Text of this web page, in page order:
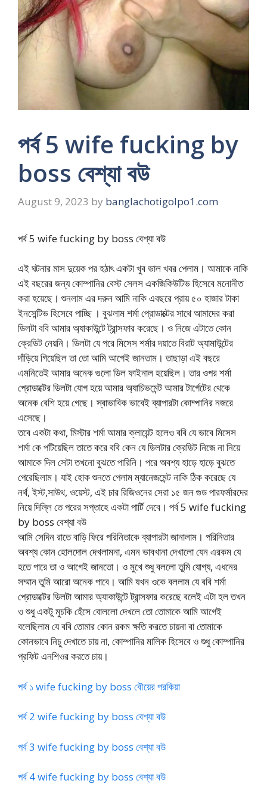
পর্ব 5 wife fucking by
boss বেশ্যা বউ
August 9, 2023 by banglachotigolpo1.com
পর্ব 5 wife fucking by boss বেশ্যা বউ
এই ঘটনার মাস দুয়েক পর হঠাৎ একটা খুব ভাল খবর পেলাম। আমাকে নাকি
এই বছরের জন্য কোম্পানির বেস্ট সেলস একজিকিউটিভ হিসেবে মনোনীত
করা হয়েছে। শুনলাম এর দরুন আমি নাকি এবছরে প্রায় ৫০ হাজার টাকা
ইনসেন্টিভ হিসেবে পাচ্ছি । বুঝলাম শর্মা প্রোডাক্টের সাথে আমাদের করা
ডিলটা ববি আমার অ্যাকাউন্টে ট্রান্সফার করেছে। ও নিজে এটাতে কোন
ক্রেডিট নেয়নি। ডিলটা যে পরে মিসেস শর্মার দয়াতে বিরাট অ্যামাউন্টের
দাঁড়িয়ে গিয়েছিল তা তো আমি আগেই জানতাম। তাছাড়া এই বছরে
এমনিতেই আমার অনেক গুলো ডিল ফাইনাল হয়েছিল। তার ওপর শর্মা
প্রোডাক্টের ডিলটা যোগ হয়ে আমার অ্যাচিভমেন্ট আমার টার্গেটের থেকে
অনেক বেশি হয়ে গেছে। স্বাভাবিক ভাবেই ব্যাপারটা কোম্পানির নজরে
এসেছে।
তবে একটা কথা, মিস্টার শর্মা আমার ক্লায়েন্ট হলেও ববি যে ভাবে মিসেস
শর্মা কে পটিয়েছিল তাতে করে ববি কেন যে ডিলটার ক্রেডিট নিজে না নিয়ে
আমাকে দিল সেটা তখনো বুঝতে পারিনি। পরে অবশ্য হাড়ে হাড়ে বুঝতে
পেরেছিলাম। যাই হোক শুনতে পেলাম ম্যানেজমেন্ট নাকি ঠিক করেছে যে
নর্থ, ইস্ট,সাউথ, ওয়েস্ট, এই চার রিজিওনের সেরা ১৫ জন গুড পারফর্মারদের
নিয়ে দিল্লি তে পরের সপ্তাহে একটা পার্টি দেবে। পর্ব 5 wife fucking
by boss বেশ্যা বউ
আমি সেদিন রাতে বাড়ি ফিরে পরিনিতাকে ব্যাপারটা জানালাম। পরিনিতার
অবশ্য কোন হোলদোল দেখলামনা, এমন ভাবখানা দেখালো যেন এরকম যে
হতে পারে তা ও আগেই জানতো। ও মুখে শুধু বললো তুমি যোগ্য, এধনের
সম্মান তুমি আরো অনেক পাবে। আমি যখন ওকে বললাম যে ববি শর্মা
প্রোডাক্টের ডিলটা আমার অ্যাকাউন্টে ট্রান্সফার করেছে বলেই এটা হল তখন
ও শুধু একটু মুচকি হেঁসে বোললো দেখলে তো তোমাকে আমি আগেই
বলেছিলাম যে ববি তোমার কোন রকম ক্ষতি করতে চায়না বা তোমাকে
কোনভাবে নিচু দেখাতে চায় না, কোম্পানির মালিক হিসেবে ও শুধু কোম্পানির
প্রফিট এনশিওর করতে চায়।
পর্ব ১ wife fucking by boss বৌয়ের পরকিয়া
পর্ব 2 wife fucking by boss বেশ্যা বউ
পর্ব 3 wife fucking by boss বেশ্যা বউ
পর্ব 4 wife fucking by boss বেশ্যা বউ